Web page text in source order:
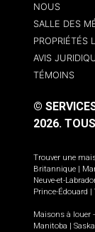
NOUS
SALLE DES
PROPRIÉTÉS
AVIS
TÉMOINS
©
2026.
Trouver une
Britannique
Neuve-et-
Prince-Édouard
Maisons à louer -
Manitoba